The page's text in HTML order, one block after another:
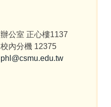
辦公室 正心樓1137
校內分機 12375
phl@csmu.edu.tw